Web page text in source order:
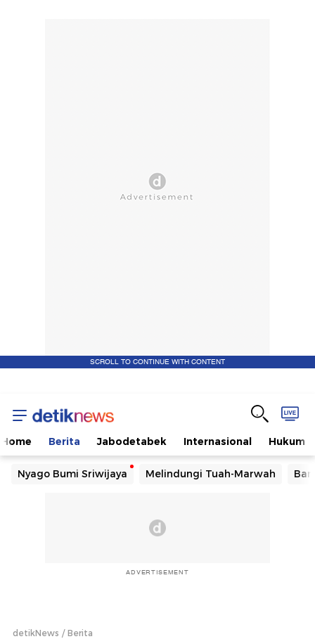
SCROLL TO CONTINUE WITH CONTENT
Home Berita Jabodetabek Internasional Hukum
Nyago Bumi Sriwijaya Melindungi Tuah-Marwah
ADVERTISEMENT
detikNews Berita